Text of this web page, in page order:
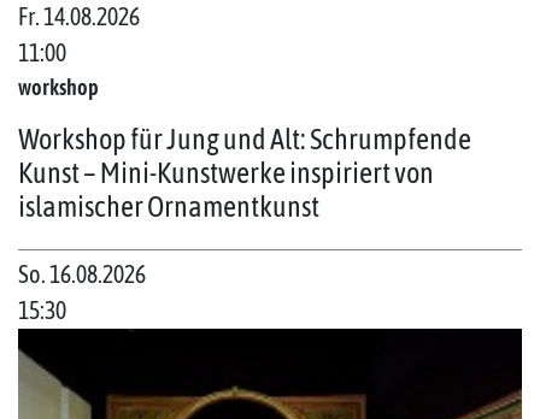
Fr. 14.08.2026
11:00
workshop
Workshop für Jung und Alt: Schrumpfende
Kunst – Mini-Kunstwerke inspiriert von
islamischer Ornamentkunst
So. 16.08.2026
15:30